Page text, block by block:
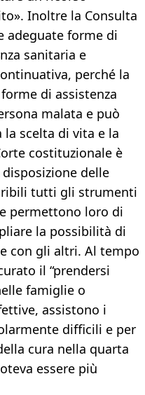
Inoltre la Consulta
adeguate forme di
sanitaria e
perché la
di assistenza
malata e può
scelta di vita e la
costituzionale è
delle
tutti gli strumenti
permettono loro di
la possibilità di
con gli altri. Al tempo
il “prendersi
famiglie o
assistono i
difficili e per
cura nella quarta
essere più